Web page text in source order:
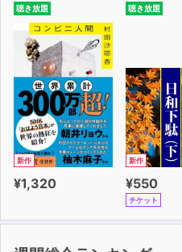
聴き放題
新作
¥1,320
聴き放題
新作
¥550
チケット